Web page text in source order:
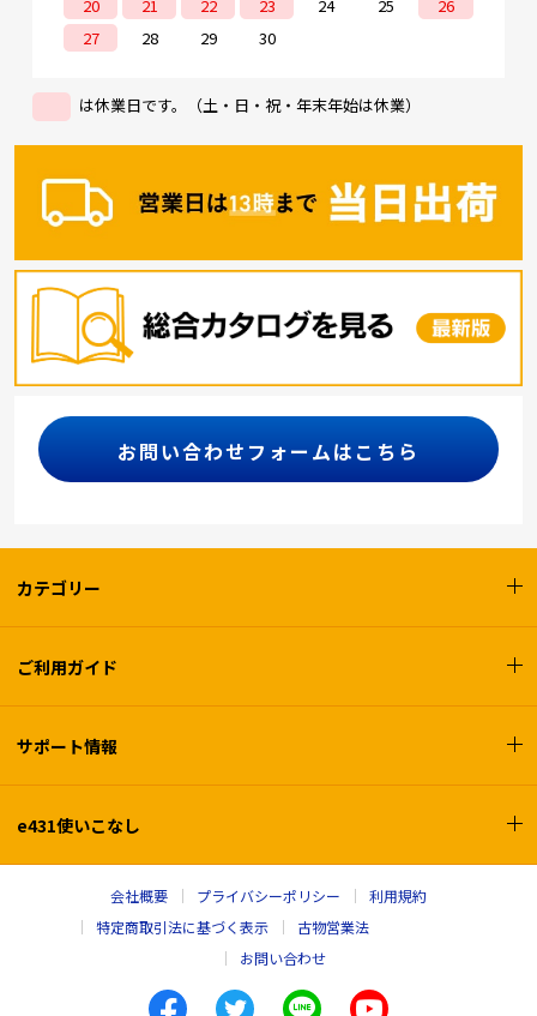
20
21 22 23 24 25
26
27
28 29 30
は休業日です。（土・日・祝・年末年始は休業）
お問い合わせフォームはこちら
カテゴリー
ご利用ガイド
サポート情報
e431使いこなし
会社概要 プライバシーポリシー
利用規約
特定商取引法に基づく表示
古物営業法
お問い合わせ